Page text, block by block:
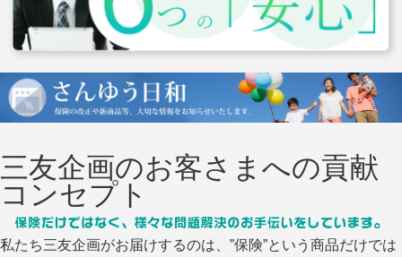
三友企画のお客さまへの貢献
コンセプト
私たち三友企画がお届けするのは、”保険”という商品だけでは